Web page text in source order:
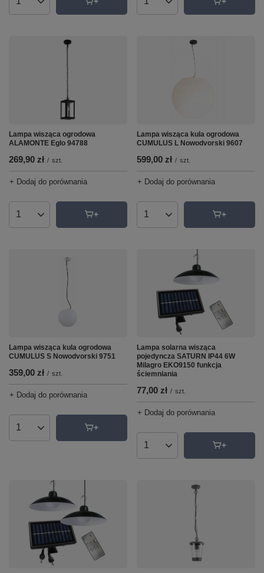
Ilość produktów Ilość produktów
Lampa wisząca ogrodowa
ALAMONTE Eglo 94788
269,90 zł / szt.
+ Dodaj do porównania
Ilość produktów
Lampa wisząca kula ogrodowa
CUMULUS L Nowodvorski 9607
599,00 zł / szt.
+ Dodaj do porównania
Ilość produktów
Lampa wisząca kula ogrodowa
CUMULUS S Nowodvorski 9751
359,00 zł / szt.
+ Dodaj do porównania
Ilość produktów
Lampa solarna wisząca
pojedyncza SATURN IP44 6W
Milagro EKO9150 funkcja
ściemniania
77,00 zł / szt.
+ Dodaj do porównania
Ilość produktów